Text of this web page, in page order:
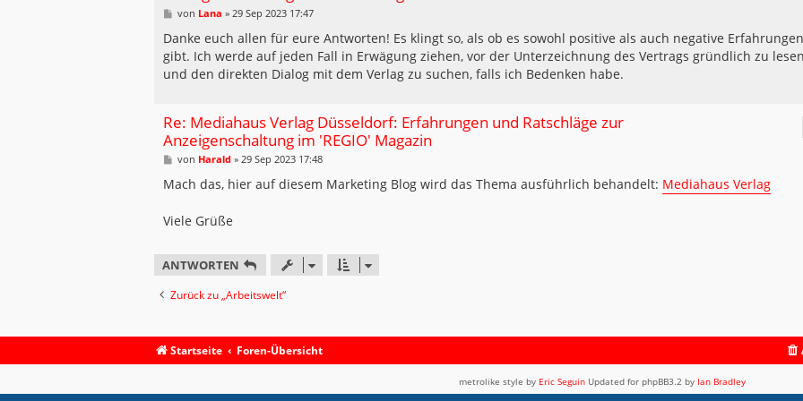
B
i
t
r
a
g
von Lana » 29 Sep 2023 17:47
Danke euch allen für eure Antworten! Es klingt so, als ob es sowohl positive als auch negative Erfahrungen
gibt. Ich werde auf jeden Fall in Erwägung ziehen, vor der Unterzeichnung des Vertrags gründlich zu lesen
und den direkten Dialog mit dem Verlag zu suchen, falls ich Bedenken habe.
Re: Mediahaus Verlag Düsseldorf: Erfahrungen und Ratschläge zur
Anzeigenschaltung im 'REGIO' Magazin
B
i
t
a
g
von Harald» 29 Sep 2023 17:48
Mach das, hier auf diesem Marketing Blog wird das Thema ausführlich behandelt: Mediahaus Verlag
Viele Grüße
ANTWORTEN
Zurück zu „Arbeitswelt“
Startseite Foren-Übersicht
metrolike style by Eric Seguin Updated for phpBB3.2 by Ian Bradley
Powered byphpBB® Forum Software © phpBB Limited